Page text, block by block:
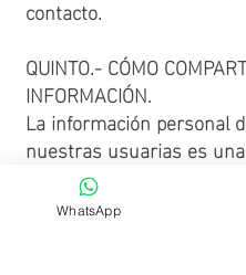
contacto.
QUINTO.- CÓMO
INFORMACIÓN.
La información personal
nuestras usuarias es
importante y
nuestro negocio. En
venderemos o
WhatsApp